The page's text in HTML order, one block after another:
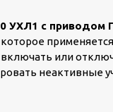
УХЛ1 с приводом
или
неактивные